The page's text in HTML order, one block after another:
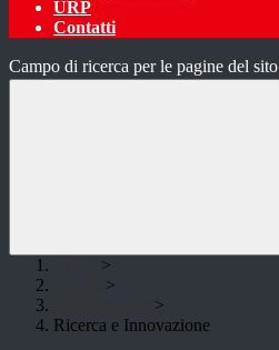
URP
Contatti
Campo di ricerca per le pagine del sito
>
>
>
Ricerca e Innovazione